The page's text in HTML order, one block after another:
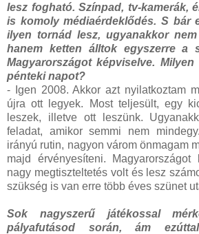
lesz fogható. Színpad, tv-kamerák,
is komoly médiaérdeklődés. S bár
ilyen tornád lesz, ugyanakkor
hanem ketten álltok egyszerre a
Magyarországot képviselve.
pénteki napot?
- Igen 2008. Akkor azt nyilatkoztam
újra ott legyek. Most teljesült, egy
leszek, illetve ott leszünk.
feladat, amikor semmi nem
irányú rutin, nagyon várom önmagam
majd érvényesíteni.
nagy megtiszteltetés volt és lesz
szükség is van erre több éves szünet
Sok nagyszerű játékossal
pályafutásod során, ám